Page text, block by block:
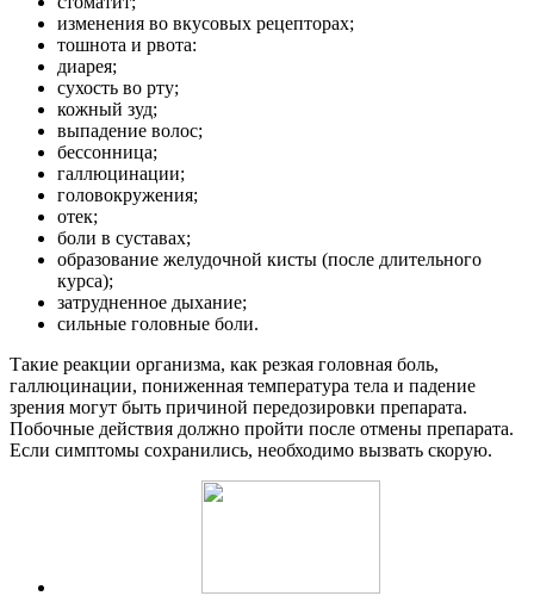
изменения во вкусовых рецепторах;
тошнота и рвота:
диарея;
сухость во рту;
кожный зуд;
выпадение волос;
бессонница;
галлюцинации;
головокружения;
отек;
боли в суставах;
образование желудочной кисты (после длительного
курса);
затрудненное дыхание;
сильные головные боли.
Такие реакции организма, как резкая головная боль,
галлюцинации, пониженная температура тела и падение
зрения могут быть причиной передозировки препарата.
Побочные действия должно пройти после отмены препарата.
Если симптомы сохранились, необходимо вызвать скорую.